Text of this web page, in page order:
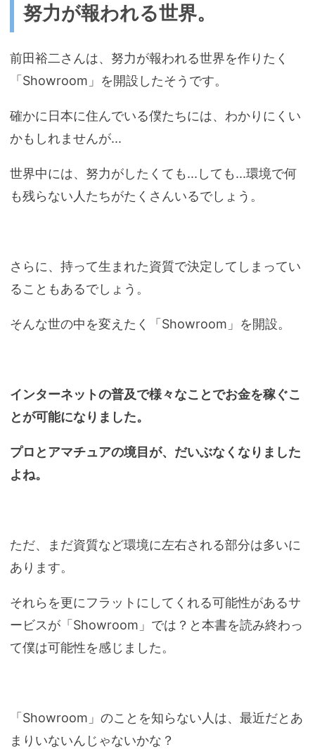
努力が報われる世界。
前田裕二さんは、努力が報われる世界を作りたく
「Showroom」を開設したそうです。
確かに日本に住んでいる僕たちには、わかりにくい
かもしれませんが...
世界中には、努力がしたくても...しても...環境で何
も残らない人たちがたくさんいるでしょう。
さらに、持って生まれた資質で決定してしまってい
ることもあるでしょう。
そんな世の中を変えたく「Showroom」を開設。
インターネットの普及で様々なことでお金を稼ぐこ
とが可能になりました。
プロとアマチュアの境目が、だいぶなくなりました
よね。
ただ、まだ資質など環境に左右される部分は多いに
あります。
それらを更にフラットにしてくれる可能性があるサ
ービスが「Showroom」では？と本書を読み終わっ
て僕は可能性を感じました。
「Showroom」のことを知らない人は、最近だとあ
まりいないんじゃないかな？